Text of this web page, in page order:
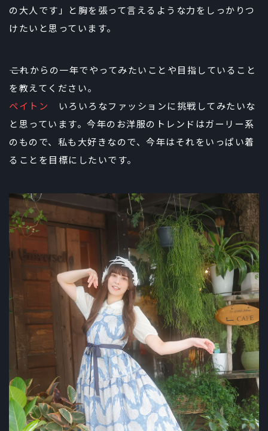
の大人です」と胸を張って言えるような力をしっかりつ
けたいと思っています。
――これからの一年でやってみたいことや目指していること
を教えてください。
ペイトン いろいろなファッションに挑戦してみたいな
と思っています。今年のお洋服のトレンドはガーリー系
のもので、私も大好きなので、今年はそれをいっぱい着
ることを目標にしたいです。